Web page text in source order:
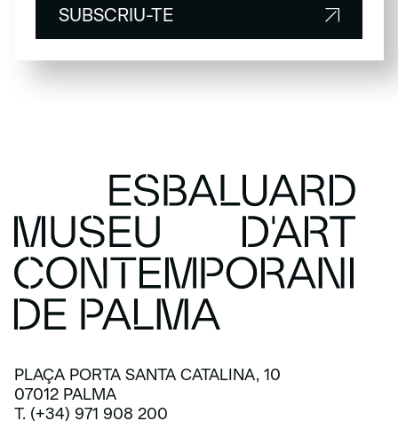
SUBSCRIU-TE
SUBSCRIU-TE
PLAÇA PORTA SANTA CATALINA, 10
07012 PALMA
T. (+34) 971 908 200